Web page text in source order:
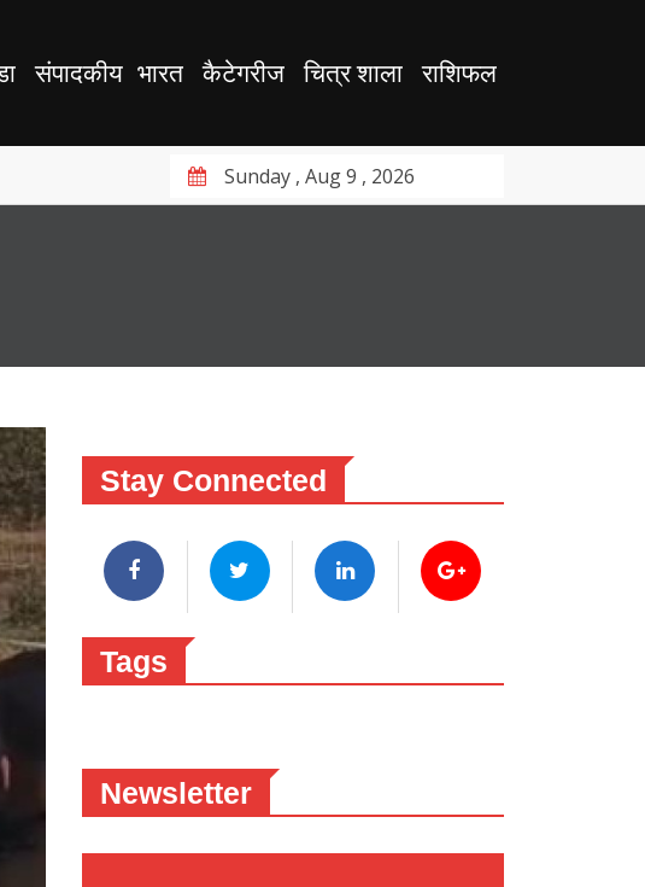
संपादकीय भारत कैटेगरीज चित्र शाला राशिफल
Sunday , Aug 9 , 2026
Stay Connected
Tags
Newsletter